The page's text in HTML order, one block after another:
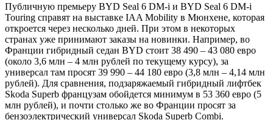
Публичную премьеру BYD Seal 6 DM-i и BYD Seal 6 DM-i
Touring справят на выставке IAA Mobility в Мюнхене, которая
откроется через несколько дней. При этом в некоторых
странах уже принимают заказы на новинки. Например, во
Франции гибридный седан BYD стоит 38 490 – 43 080 евро
(около 3,6 млн – 4 млн рублей по текущему курсу), за
универсал там просят 39 990 – 44 180 евро (3,8 млн – 4,14 млн
рублей). Для сравнения, подзаряжаемый гибридный лифтбек
Skoda Superb французам обойдется минимум в 53 360 евро (5
млн рублей), и почти столько же во Франции просят за
бензоэлектрический универсал Skoda Superb Combi.